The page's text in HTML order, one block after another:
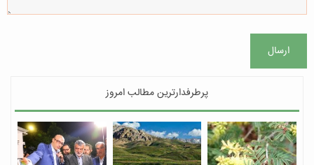
ارسال
پرطرفدارترین مطالب امروز